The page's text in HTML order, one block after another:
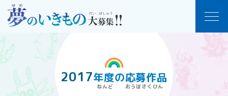
2017年度の応募作品